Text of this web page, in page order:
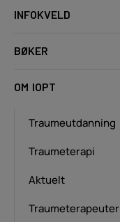
INFOKVELD
BØKER
OM IOPT
Traumeutdanning
Traumeterapi
Aktuelt
Traumeterapeuter